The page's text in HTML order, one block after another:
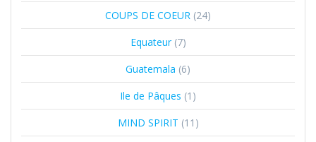
COUPS DE COEUR (24)
Equateur(7)
Guatemala (6)
Ile de Pâques (1)
MIND SPIRIT (11)